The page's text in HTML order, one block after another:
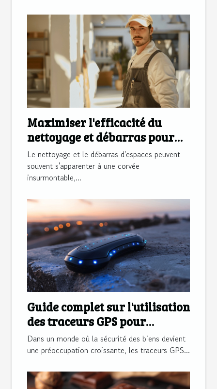
Maximiser l'efficacité du
nettoyage et débarras pour
espaces divers
Le nettoyage et le débarras d'espaces peuvent
souvent s'apparenter à une corvée
insurmontable,...
Guide complet sur l'utilisation
des traceurs GPS pour
sécuriser vos biens
Dans un monde où la sécurité des biens devient
une préoccupation croissante, les traceurs GPS...